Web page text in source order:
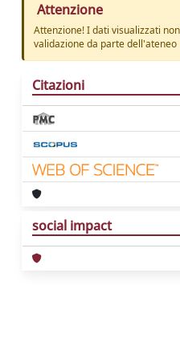
Attenzione
Attenzione! I dati visualizzati
validazione da parte dell'ateneo
Citazioni
social impact